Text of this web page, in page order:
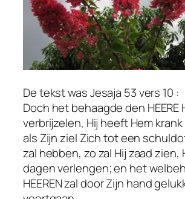
De tekst was Jesaja 53 vers 10 :
Doch het behaagde den HEERE
verbrijzelen, Hij heeft Hem
als Zijn ziel Zich tot een
zal hebben, zo zal Hij zaad zien,
dagen verlengen; en het
HEEREN zal door Zijn hand